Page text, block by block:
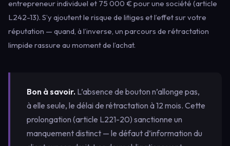
entrepreneur individuel et 75 000 € pour une société (article
L242-13). S’y ajoutent le risque de litiges et l’effet sur votre
réputation — quand, à l’inverse, un parcours de rétractation
limpide rassure au moment de l’achat.
Bon à savoir. L’absence de bouton n’allonge pas,
à elle seule, le délai de rétractation à 12 mois. Cette
prolongation (article L221-20) sanctionne un
manquement distinct — le défaut d’information du